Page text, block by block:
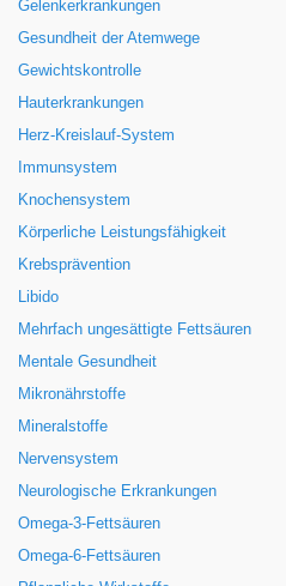
Gelenkerkrankungen
Gesundheit der Atemwege
Gewichtskontrolle
Hauterkrankungen
Herz-Kreislauf-System
Immunsystem
Knochensystem
Körperliche Leistungsfähigkeit
Krebsprävention
Libido
Mehrfach ungesättigte Fettsäuren
Mentale Gesundheit
Mikronährstoffe
Mineralstoffe
Nervensystem
Neurologische Erkrankungen
Omega-3-Fettsäuren
Omega-6-Fettsäuren